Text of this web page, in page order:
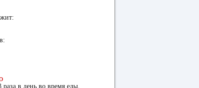
в день во время еды.